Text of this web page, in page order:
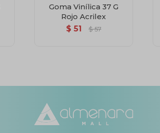
Goma Vinílica 37 G
Rojo Acrilex
$ 51 $ 57